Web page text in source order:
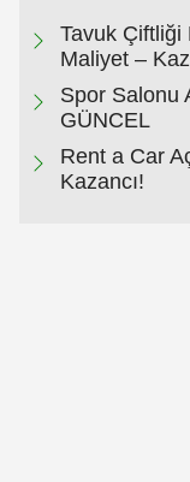
Tavuk Çiftliği
Maliyet –
Spor Salonu
GÜNCEL
Rent a Car
Kazancı!